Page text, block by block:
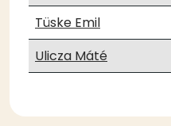
Tüske Emil
Ulicza Máté